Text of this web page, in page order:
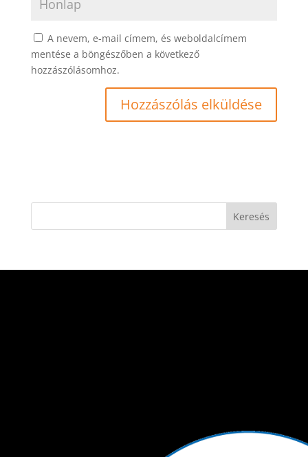
A nevem, e-mail címem, és weboldalcímem
mentése a böngészőben a következő
hozzászólásomhoz.
Keresés